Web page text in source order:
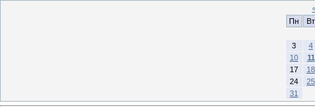
Пн
Вт
3
4
10
11
17
18
24
25
31